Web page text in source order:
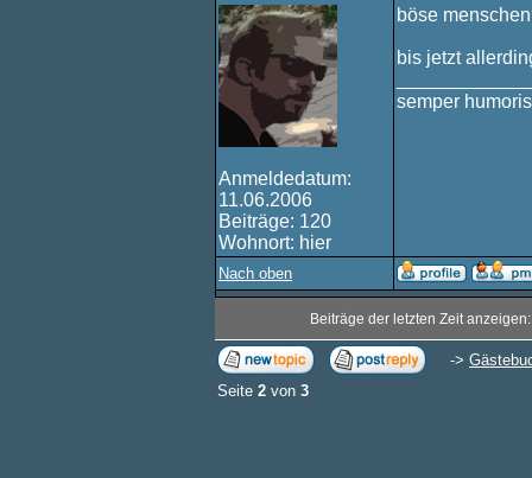
Anmeldedatum:
11.06.2006
Beiträge: 120
Wohnort: hier
böse
bis jetzt
semper
Nach oben
Beiträge der letzten Zeit
->
Seite 2 von 3